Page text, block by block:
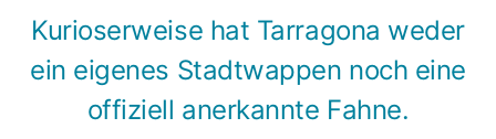
Kurioserweise hat Tarragona weder
ein eigenes Stadtwappen noch eine
offiziell anerkannte Fahne.